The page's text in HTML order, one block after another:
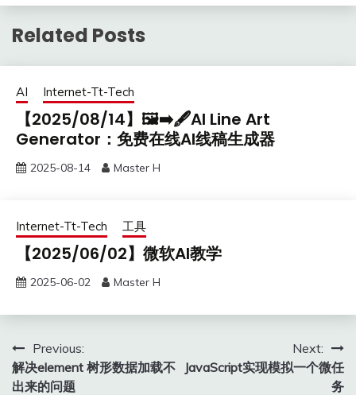
Related Posts
AI Internet-Tt-Tech
【2025/08/14】🖼️➡️🖋️AI Line Art
Generator：免费在线AI线稿生成器
2025-08-14 Master H
Internet-Tt-Tech 工具
【2025/06/02】微软AI教学
2025-06-02 Master H
Post
navigation
Previous:
解决element 树形数据加载不
出来的问题
Next:
JavaScript实现模拟一个微任
务